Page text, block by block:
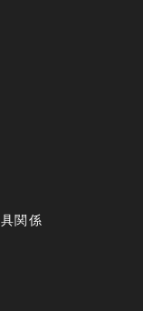
関係